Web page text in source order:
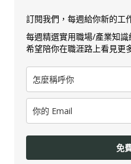
訂閱我們，每週給你新的工
每週精選實用職場/產業知
希望陪你在職涯路上看見更
免